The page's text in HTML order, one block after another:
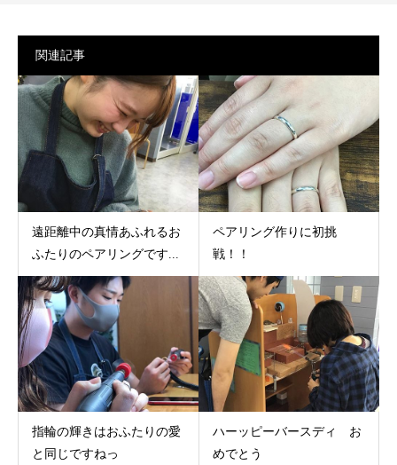
関連記事
遠距離中の真情あふれるお
ふたりのペアリングです...
ペアリング作りに初挑
戦！！
指輪の輝きはおふたりの愛
と同じですねっ
ハーッピーバースディ お
めでとう